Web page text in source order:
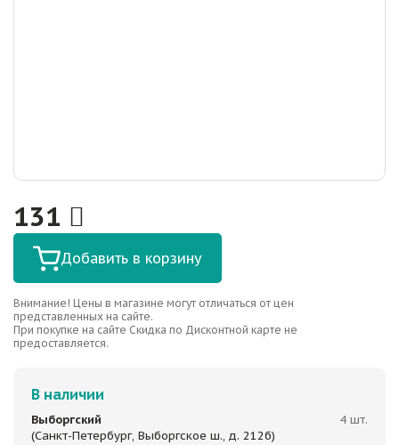
131
Добавить в корзину
Внимание! Цены в магазине могут отличаться от цен
представленных на сайте.
При покупке на сайте Скидка по Дисконтной карте не
предоставляется.
В наличии
Выборгский
(Санкт-Петербург, Выборгское ш., д. 212б)
4 шт.